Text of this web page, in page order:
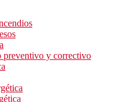
preventivo y correctivo